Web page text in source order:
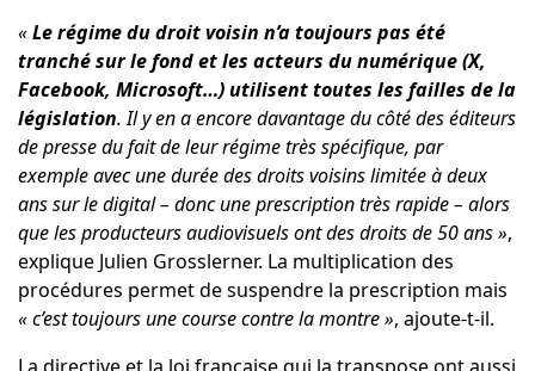
«Le régime du droit voisin n’a toujours pas été
tranché sur le fond et les acteurs du numérique (X,
Facebook, Microsoft…) utilisent toutes les failles de la
législation. Il y en a encore davantage du côté des éditeurs
de presse du fait de leur régime très spécifique, par
exemple avec une durée des droits voisins limitée à deux
ans sur le digital – donc une prescription très rapide – alors
que les producteurs audiovisuels ont des droits de 50 ans »,
explique Julien Grosslerner. La multiplication des
procédures permet de suspendre la prescription mais
« c’est toujours une course contre la montre », ajoute-t-il.